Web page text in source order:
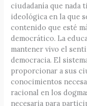
ciudadanía que nada
ideológica en la que
contenido que esté
democrático. La
mantener vivo el
democracia. El
proporcionar a sus
conocimientos
racional en los
necesaria para